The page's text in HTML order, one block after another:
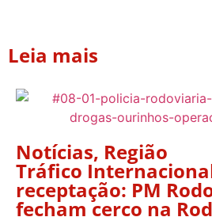
Leia mais
Notícias, Região
Tráfico
receptação: PM
fecham cerco na